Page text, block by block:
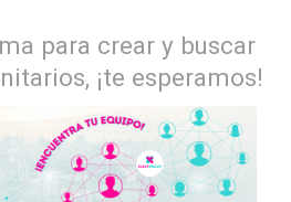
para crear y buscar
¡te esperamos!